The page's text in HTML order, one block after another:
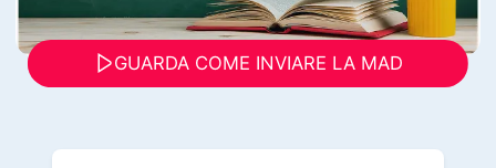
GUARDA COME INVIARE LA MAD